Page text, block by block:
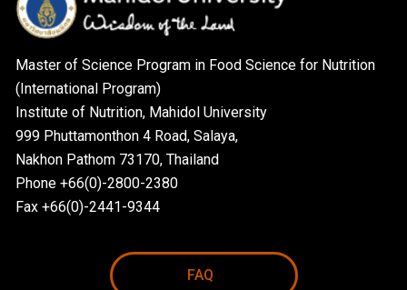
Master of Science Program in Food Science for Nutrition
(International Program)
Institute of Nutrition, Mahidol University
999 Phuttamonthon 4 Road, Salaya,
Nakhon Pathom 73170, Thailand
Phone +66(0)-2800-2380
Fax +66(0)-2441-9344
FAQ